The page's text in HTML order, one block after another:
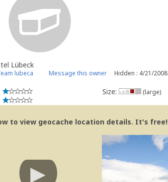
Lübeck
lubeca Message this owner Hidden : 4/21/2008
Size: (large)
to view geocache location details. It's free!